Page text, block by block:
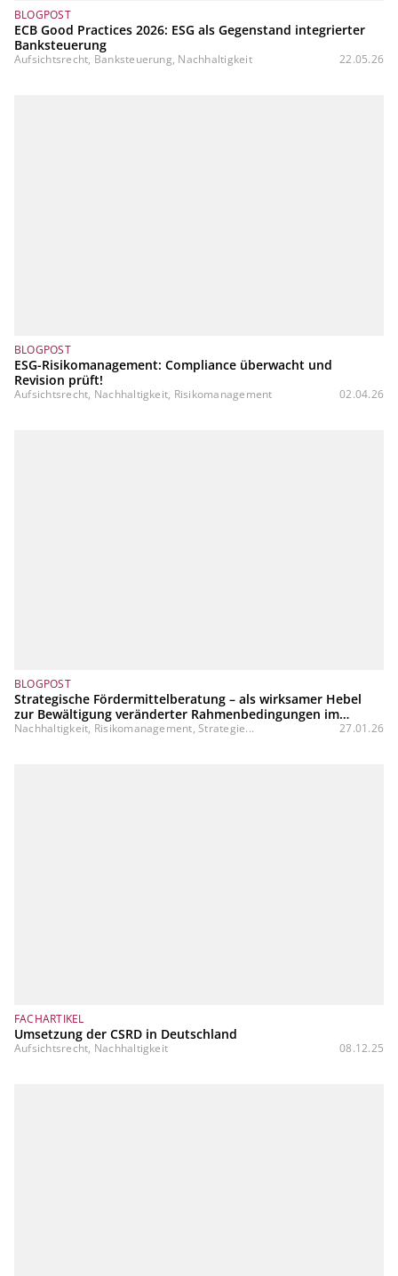
BLOGPOST
ECB Good Practices 2026: ESG als Gegenstand integrierter
Banksteuerung
Aufsichtsrecht, Banksteuerung, Nachhaltigkeit 22.05.26
BLOGPOST
ESG-Risikomanagement: Compliance überwacht und
Revision prüft!
Aufsichtsrecht, Nachhaltigkeit, Risikomanagement 02.04.26
BLOGPOST
Strategische Fördermittelberatung – als wirksamer Hebel
zur Bewältigung veränderter Rahmenbedingungen im
Firmenkundengeschäft
Nachhaltigkeit, Risikomanagement, Strategie... 27.01.26
FACHARTIKEL
Umsetzung der CSRD in Deutschland
Aufsichtsrecht, Nachhaltigkeit 08.12.25